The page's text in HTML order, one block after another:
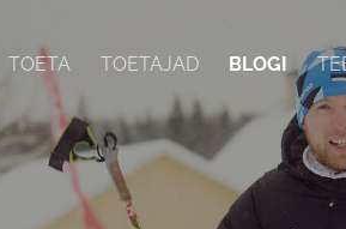
TOETA TOETAJAD BLOGI